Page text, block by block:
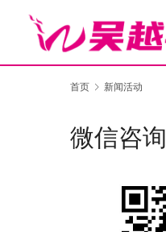
首页 新闻活动
微信咨询